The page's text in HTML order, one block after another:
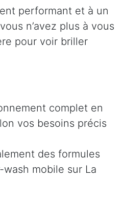
performant et à un
n’avez plus à vous
pour voir briller
complet en
vos besoins précis
des formules
mobile sur La